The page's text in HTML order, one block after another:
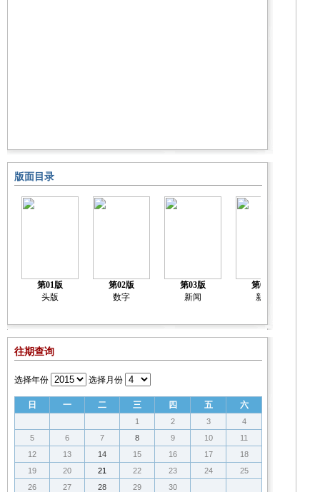
版面目录
第01版
头版
第02版
数字
第03版
新闻
第04版
新闻
往期查询
选择年份 选择月份
日 一 二 三 四 五 六
1 2 3
4
5
6 7 8 9 10
11
12
13 14 15 16 17
18
19
20 21 22 23 24
25
26
27 28 29 30